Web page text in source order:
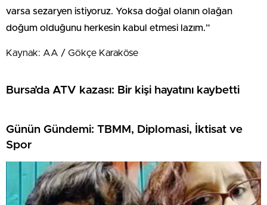
varsa sezaryen istiyoruz. Yoksa doğal olanın olağan
doğum olduğunu herkesin kabul etmesi lazım.”
Kaynak: AA / Gökçe Karaköse
Bursa’da ATV kazası: Bir kişi hayatını kaybetti
Günün Gündemi: TBMM, Diplomasi, İktisat ve
Spor